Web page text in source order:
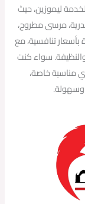
ليموزين، حيث
مرسى مطروح،
تنافسية، مع
سواء كنت
مناسبة خاصة،
وسهولة.